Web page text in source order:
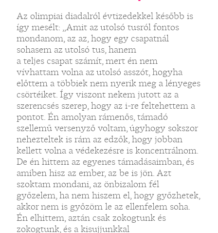
Az olimpiai diadalról évtizedekkel később is
így mesélt: „Amit az utolsó tusról fontos
mondanom, az az, hogy egy csapatnál
sohasem az utolsó tus, hanem
a teljes csapat számít, mert én nem
vívhattam volna az utolsó asszót, hogyha
előttem a többiek nem nyerik meg a lényeges
csörtéiket. Így viszont nekem jutott az a
szerencsés szerep, hogy az i-re feltehettem a
pontot. Én amolyan rámenős, támadó
szellemű versenyző voltam, úgyhogy sokszor
nehezteltek is rám az edzők, hogy jobban
kellett volna a védekezésre is koncentrálnom.
De én hittem az egyenes támadásaimban, és
amiben hisz az ember, az be is jön. Azt
szoktam mondani, az önbizalom fél
győzelem, ha nem hiszem el, hogy győzhetek,
akkor nem is győzöm le az ellenfelem soha.
Én elhittem, aztán csak zokogtunk és
zokogtunk, és a kisujjunkkal